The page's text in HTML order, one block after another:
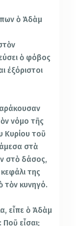
ὁ Ἀδὰμ
ὁ φόβος
ἐξόριστοι
νόμο τῆς
Κυρίου τοῦ
στὰ
στὸ δάσος,
της
τὸν κυνηγό.
εἶπε ὁ Ἀδὰμ
εἶσαι;